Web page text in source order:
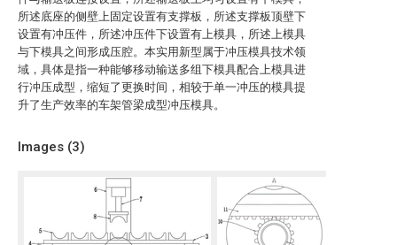
所述底座的侧壁上固定设置有支撑板，所述支撑板顶壁下
设置有冲压件，所述冲压件下设置有上模具，所述上模具
与下模具之间形成压腔。本实用新型属于冲压模具技术领
域，具体是指一种能够移动输送多组下模具配合上模具进
行冲压成型，缩短了更换时间，相较于单一冲压的模具提
升了生产效率的车架管梁成型冲压模具。
Images (3)